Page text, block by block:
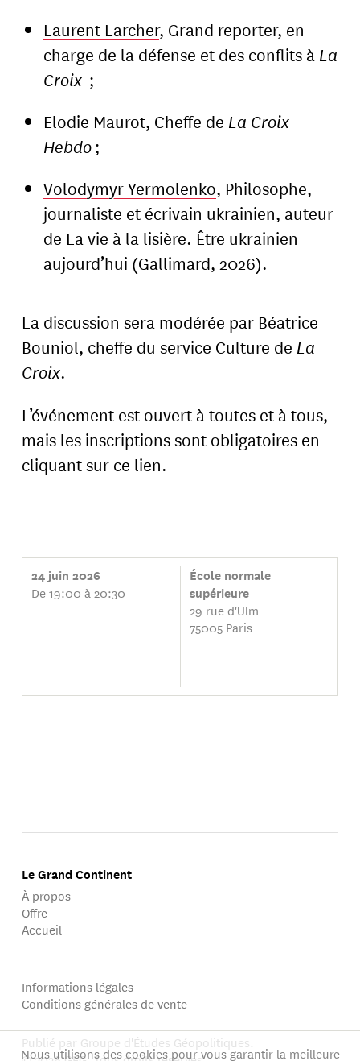
Laurent Larcher, Grand reporter, en
charge de la défense et des conflits à La
Croix ;
Elodie Maurot, Cheffe de La Croix
Hebdo;
Volodymyr Yermolenko, Philosophe,
journaliste et écrivain ukrainien, auteur
de La vie à la lisière. Être ukrainien
aujourd’hui (Gallimard, 2026).
La discussion sera modérée par Béatrice
Bouniol, cheffe du service Culture de La
Croix.
L’événement est ouvert à toutes et à tous,
mais les inscriptions sont obligatoires en
cliquant sur ce lien.
24 juin 2026
De 19:00 à 20:30
École normale
supérieure
29 rue d'Ulm
75005 Paris
Le Grand Continent
À propos
Offre
Accueil
Informations légales
Conditions générales de vente
Publié par Groupe d'Études Géopolitiques.
Nous utilisons des cookies pour vous garantir la meilleure